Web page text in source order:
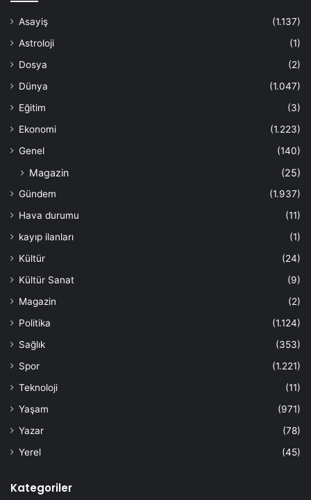
Asayiş
(1.137)
Astroloji
(1)
Dosya
(2)
Dünya
(1.047)
Eğitim
(3)
Ekonomi
(1.223)
Genel
(140)
Magazin (25)
Gündem
(1.937)
Hava durumu
(11)
kayıp ilanları
(1)
Kültür
(24)
Kültür Sanat
(9)
Magazin
(2)
Politika
(1.124)
Sağlık
(353)
Spor
(1.221)
Teknoloji
(11)
Yaşam
(971)
Yazar
(78)
Yerel
(45)
Kategoriler